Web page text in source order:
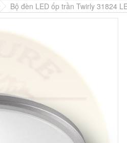
Bộ đèn LED ốp trần Twirly 31824